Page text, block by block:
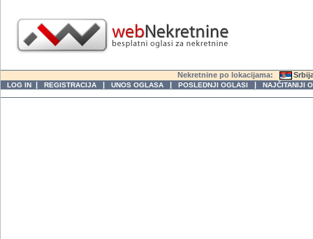
Nekretnine po lokacijama:
LOG IN | REGISTRACIJA | UNOS OGLASA | POSLEDNJI OGLASI | NAJČITANIJI